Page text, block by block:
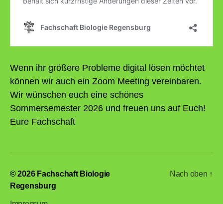
Wenn ihr größere Probleme digital lösen möchtet
können wir auch ein Zoom Meeting vereinbaren.
Wir wünschen euch eine schönes
Sommersemester 2026 und freuen uns auf Euch!
Eure Fachschaft
© 2026 Fachschaft Biologie
Regensburg
Nach oben ↑